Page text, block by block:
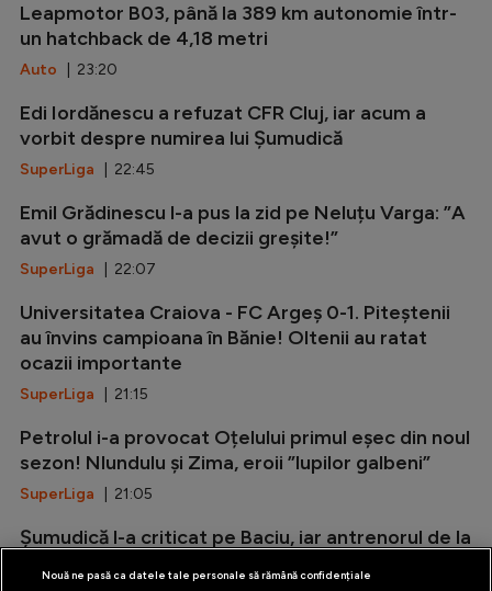
Leapmotor B03, până la 389 km autonomie într-
un hatchback de 4,18 metri
Auto | 23:20
Edi Iordănescu a refuzat CFR Cluj, iar acum a
vorbit despre numirea lui Șumudică
SuperLiga | 22:45
Emil Grădinescu l-a pus la zid pe Neluțu Varga: ”A
avut o grămadă de decizii greșite!”
SuperLiga | 22:07
Universitatea Craiova - FC Argeș 0-1. Piteștenii
au învins campioana în Bănie! Oltenii au ratat
ocazii importante
SuperLiga | 21:15
Petrolul i-a provocat Oțelului primul eșec din noul
sezon! Nlundulu și Zima, eroii ”lupilor galbeni”
SuperLiga | 21:05
Șumudică l-a criticat pe Baciu, iar antrenorul de la
Nouă ne pasă ca datele tale personale să rămână confidențiale